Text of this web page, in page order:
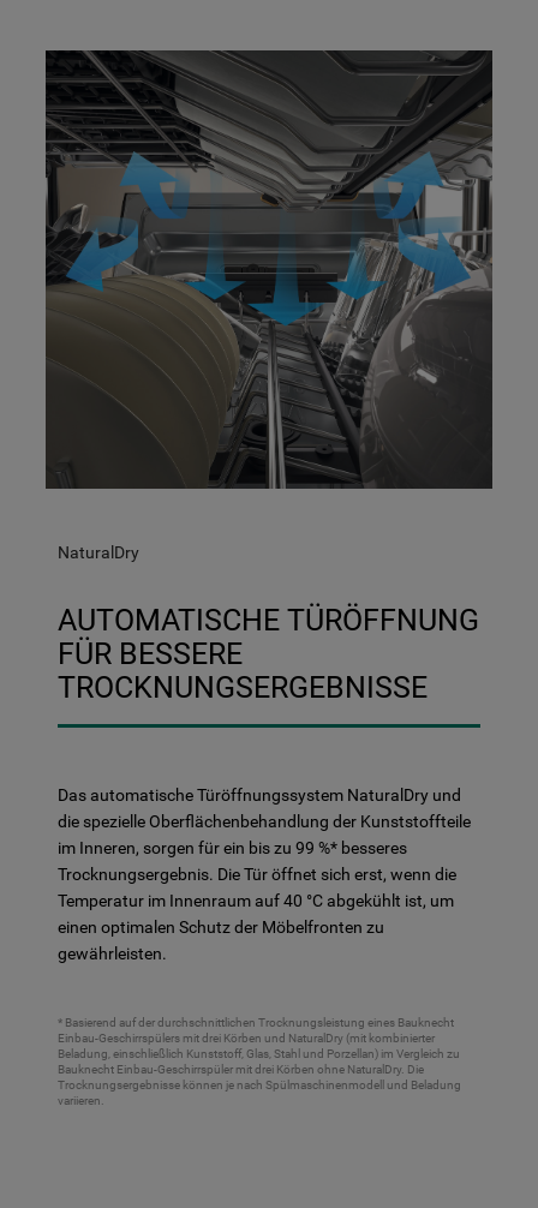
NaturalDry
AUTOMATISCHE TÜRÖFFNUNG
FÜR BESSERE
TROCKNUNGSERGEBNISSE
Das automatische Türöffnungssystem NaturalDry und
die spezielle Oberflächenbehandlung der Kunststoffteile
im Inneren, sorgen für ein bis zu 99 %* besseres
Trocknungsergebnis. Die Tür öffnet sich erst, wenn die
Temperatur im Innenraum auf 40 °C abgekühlt ist, um
einen optimalen Schutz der Möbelfronten zu
gewährleisten.
* Basierend auf der durchschnittlichen Trocknungsleistung eines Bauknecht
Einbau-Geschirrspülers mit drei Körben und NaturalDry (mit kombinierter
Beladung, einschließlich Kunststoff, Glas, Stahl und Porzellan) im Vergleich zu
Bauknecht Einbau-Geschirrspüler mit drei Körben ohne NaturalDry. Die
Trocknungsergebnisse können je nach Spülmaschinenmodell und Beladung
variieren.